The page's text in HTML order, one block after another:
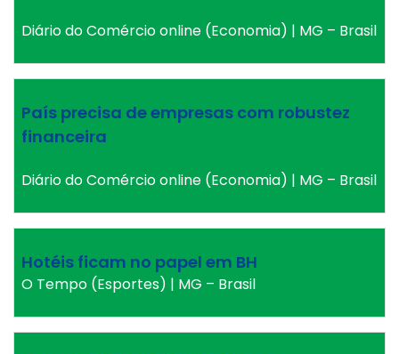
Diário do Comércio online (Economia) | MG – Brasil
País precisa de empresas com robustez
financeira
Diário do Comércio online (Economia) | MG – Brasil
Hotéis ficam no papel em BH
O Tempo (Esportes) | MG – Brasil